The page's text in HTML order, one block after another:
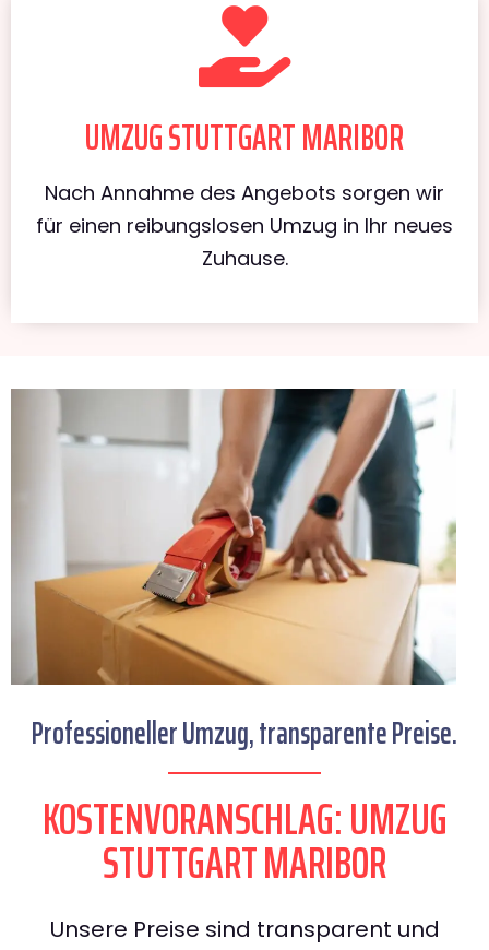
UMZUG STUTTGART MARIBOR
Nach Annahme des Angebots sorgen wir
für einen reibungslosen Umzug in Ihr neues
Zuhause.
Professioneller Umzug, transparente Preise.
KOSTENVORANSCHLAG: UMZUG
STUTTGART MARIBOR
Unsere Preise sind transparent und